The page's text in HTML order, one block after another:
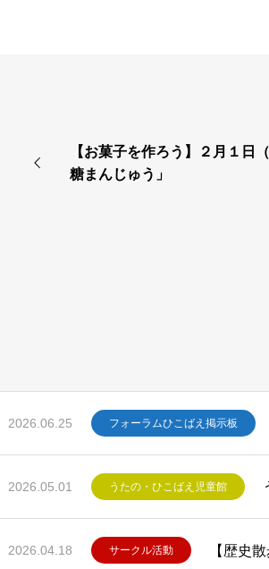
【お菓子を作ろう】２月１日
糖まんじゅう」
2026.06.25 フォーラムひこばえ掲示板
2026.05.01 うたの・ひこばえ児童館
2026.04.18 サークル活動 【歴史